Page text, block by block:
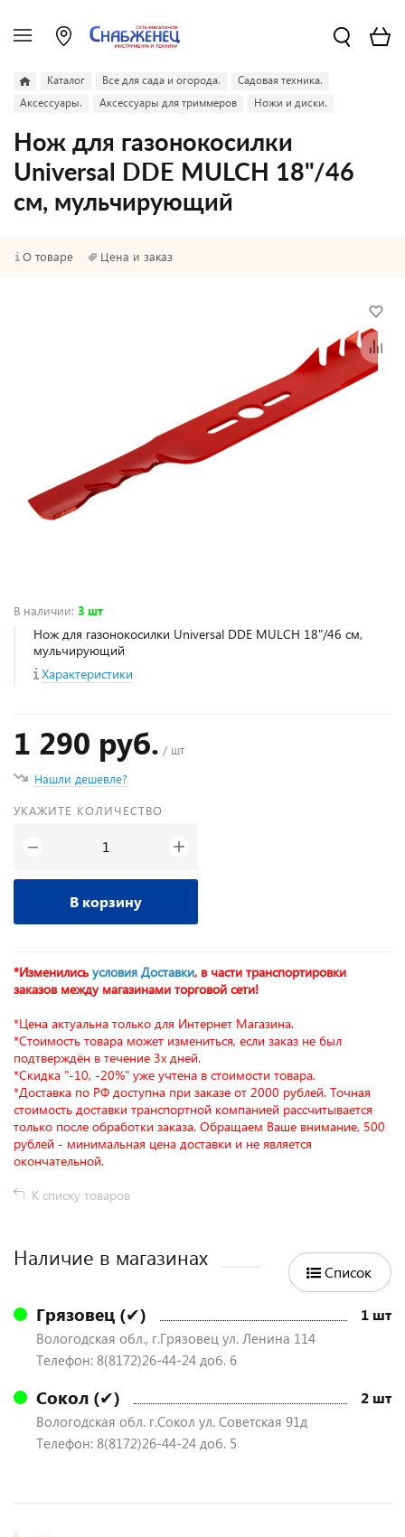
Каталог Все для сада и огорода.
Садовая техника.
Аксессуары.
Аксессуары для триммеров Ножи и диски.
Нож для газонокосилки
Universal DDE MULCH 18"/46
см, мульчирующий
О товаре Цена и заказ
В наличии: 3 шт
Нож для газонокосилки Universal DDE MULCH 18"/46 см,
мульчирующий
Характеристики
1 290 руб. / шт
Нашли дешевле?
УКАЖИТЕ КОЛИЧЕСТВО
− +
В корзину
*Изменились условия Доставки, в части транспортировки
заказов между магазинами торговой сети!
*Цена актуальна только для Интернет Магазина.
*Стоимость товара может измениться, если заказ не был
подтверждён в течение 3х дней.
*Скидка "-10, -20%" уже учтена в стоимости товара.
*Доставка по РФ доступна при заказе от 2000 рублей. Точная
стоимость доставки транспортной компанией рассчитывается
только после обработки заказа. Обращаем Ваше внимание, 500
рублей - минимальная цена доставки и не является
окончательной.
К списку товаров
Наличие в магазинах
Список
Грязовец (✔) 1 шт
Вологодская обл., г.Грязовец ул. Ленина 114
Телефон: 8(8172)26-44-24 доб. 6
Сокол (✔) 2 шт
Вологодская обл. г.Сокол ул. Советская 91д
Телефон: 8(8172)26-44-24 доб. 5